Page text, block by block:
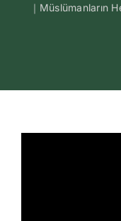
｜Müslümanların